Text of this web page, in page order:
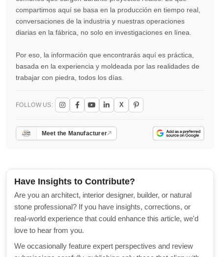
compartimos aquí se basa en la producción en tiempo real,
conversaciones de la industria y nuestras operaciones
diarias en la fábrica, no solo en investigaciones en línea.
Por eso, la información que encontrarás aquí es práctica,
basada en la experiencia y moldeada por las realidades de
trabajar con piedra, todos los días.
FOLLOW US: X
Meet the Manufacturer
Have Insights to Contribute?
Are you an architect, interior designer, builder, or natural
stone professional? If you have insights, corrections, or
real-world experience that could enhance this article, we'd
love to hear from you.
We occasionally feature expert perspectives and review